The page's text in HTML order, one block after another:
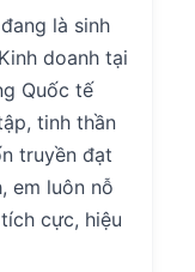
là sinh
doanh tại
Quốc tế
tinh thần
truyền đạt
em luôn nỗ
cực, hiệu